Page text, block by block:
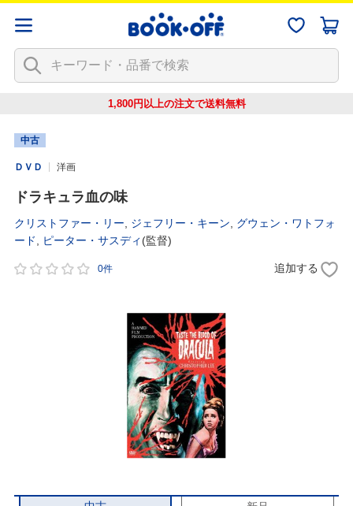
1,800円以上の注文で送料無料
中古
ＤＶＤ 洋画
ドラキュラ血の味
クリストファー・リー ジェフリー・キーン
グウェン・ワトフォ
ード
ピーター・サスディ (監督)
0件 追加する